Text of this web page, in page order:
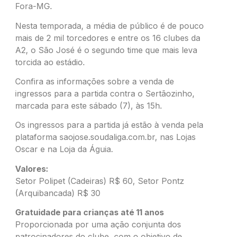
Fora-MG.
Nesta temporada, a média de público é de pouco
mais de 2 mil torcedores e entre os 16 clubes da
A2, o São José é o segundo time que mais leva
torcida ao estádio.
Confira as informações sobre a venda de
ingressos para a partida contra o Sertãozinho,
marcada para este sábado (7), às 15h.
Os ingressos para a partida já estão à venda pela
plataforma saojose.soudaliga.com.br, nas Lojas
Oscar e na Loja da Águia.
Valores:
Setor Polipet (Cadeiras) R$ 60, Setor Pontz
(Arquibancada) R$ 30
Gratuidade para crianças até 11 anos
Proporcionada por uma ação conjunta dos